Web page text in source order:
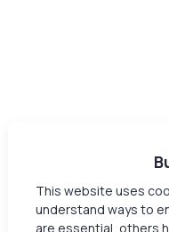
This website uses
understand ways to
are essential, others